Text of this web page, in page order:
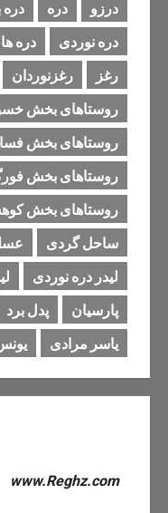
درزو
دره دره
دره نوردی
دره
رغز
رغزنوردان
روستاهای بخش
روستاهای بخش
روستاهای بخش
روستاهای بخش
ساحل گردی
لیدر دره نوردی
پارسیان
پدل برد
یاسر مرادی
www.Reghz.com